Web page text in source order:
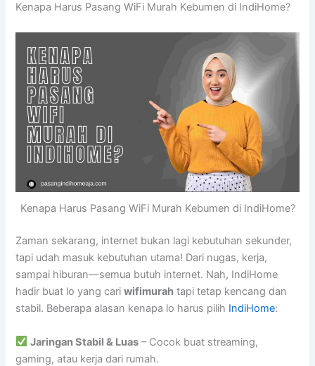
Kenapa Harus Pasang WiFi Murah Kebumen di IndiHome?
Kenapa Harus Pasang WiFi Murah Kebumen di IndiHome?
Zaman sekarang, internet bukan lagi kebutuhan sekunder,
tapi udah masuk kebutuhan utama! Dari nugas, kerja,
sampai hiburan—semua butuh internet. Nah, IndiHome
hadir buat lo yang cariwifimurah tapi tetap kencang dan
stabil. Beberapa alasan kenapa lo harus pilih IndiHome:
Jaringan Stabil & Luas – Cocok buat streaming,
gaming, atau kerja dari rumah.